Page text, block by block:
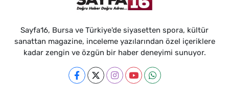
Sayfa16, Bursa ve Türkiye'de siyasetten spora, kültür
sanattan magazine, inceleme yazılarından özel içeriklere
kadar zengin ve özgün bir haber deneyimi sunuyor.